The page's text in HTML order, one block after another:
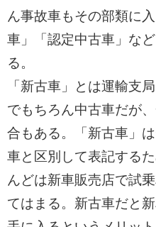
ん事故車もその部類に
車」「認定中古車」な
る。
「新古車」とは運輸支
でもちろん中古車だが
合もある。「新古車」
車と区別して表記する
んどは新車販売店で試
てはまる。新古車だと